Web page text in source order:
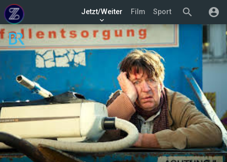
search account_circle
Jetzt/Weiter
keyboard_arrow_down
Film Sport